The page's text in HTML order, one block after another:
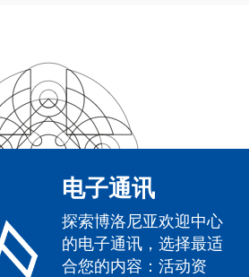
电子通讯
探索博洛尼亚欢迎中心
的电子通讯，选择最适
合您的内容：活动资